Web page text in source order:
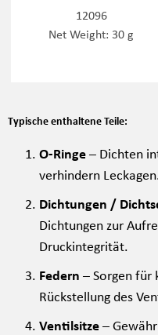
12096
Net Weight: 30 g
Typische enthaltene Teile:
O-Ringe– Dichten
verhindern
Dichtungen /
Dichtungen zur
Druckintegrität.
Federn – Sorgen für
Rückstellung des
Ventilsitze–